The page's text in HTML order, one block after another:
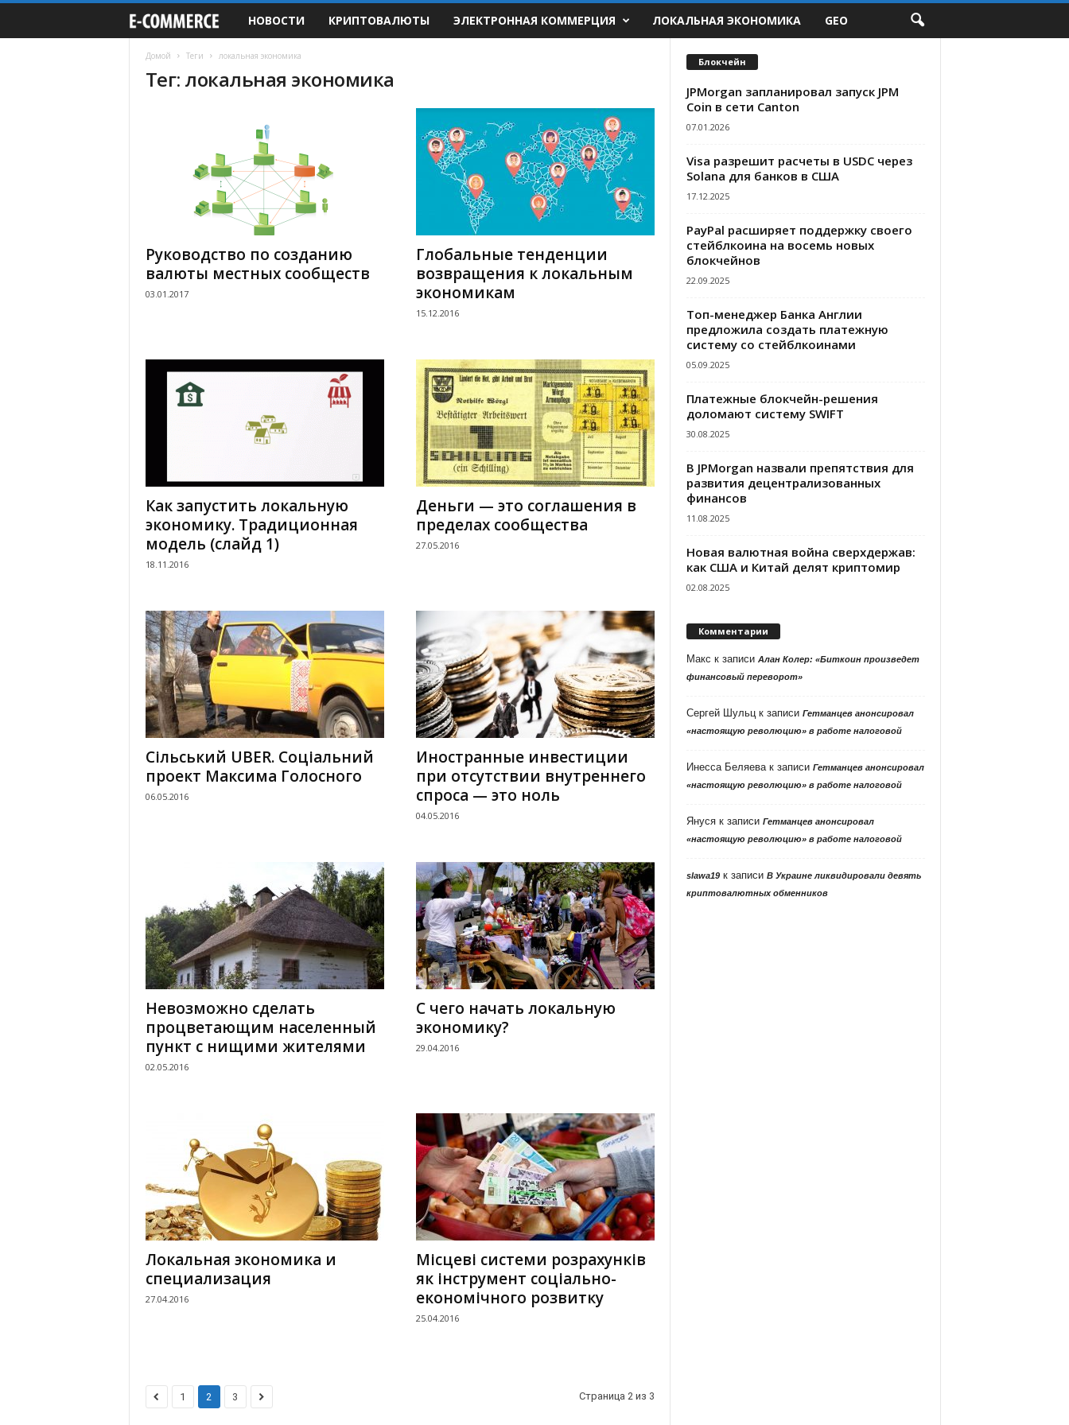
-
C
m
m
.
.
u
НОВОСТИ КРИПТОВАЛЮТЫ ЭЛЕКТРОННАЯ КОММЕРЦИЯ ЛОКАЛЬНАЯ ЭКОНОМИКА GEO
Домой Теги локальная экономика
Тег: локальная экономика
Руководство по созданию
валюты местных сообществ
03.01.2017
Глобальные тенденции
возвращения к локальным
экономикам
15.12.2016
Как запустить локальную
экономику. Традиционная
модель (слайд 1)
18.11.2016
Деньги — это соглашения в
пределах сообщества
27.05.2016
Сільський UBER. Соціальний
проект Максима Голосного
06.05.2016
Иностранные инвестиции
при отсутствии внутреннего
спроса — это ноль
04.05.2016
Невозможно сделать
процветающим населенный
пункт с нищими жителями
02.05.2016
С чего начать локальную
экономику?
29.04.2016
Локальная экономика и
специализация
27.04.2016
Місцеві системи розрахунків
як інструмент соціально-
економічного розвитку
25.04.2016
1 2 3 Страница 2 из 3
Блокчейн
JPMorgan запланировал запуск JPM
Coin в сети Canton
07.01.2026
Visa разрешит расчеты в USDC через
Solana для банков в США
17.12.2025
PayPal расширяет поддержку своего
стейблкоина на восемь новых
блокчейнов
22.09.2025
Топ-менеджер Банка Англии
предложила создать платежную
систему со стейблкоинами
05.09.2025
Платежные блокчейн-решения
доломают систему SWIFT
30.08.2025
В JPMorgan назвали препятствия для
развития децентрализованных
финансов
11.08.2025
Новая валютная война сверхдержав:
как США и Китай делят криптомир
02.08.2025
Комментарии
Макс к записи Алан Колер: «Биткоин произведет
финансовый переворот»
Сергей Шульцк записи Гетманцев анонсировал
«настоящую революцию» в работе налоговой
Инесса Беляевак записи Гетманцев анонсировал
«настоящую революцию» в работе налоговой
Янусяк записи Гетманцев анонсировал
«настоящую революцию» в работе налоговой
slawa19к записи В Украине ликвидировали девять
криптовалютных обменников